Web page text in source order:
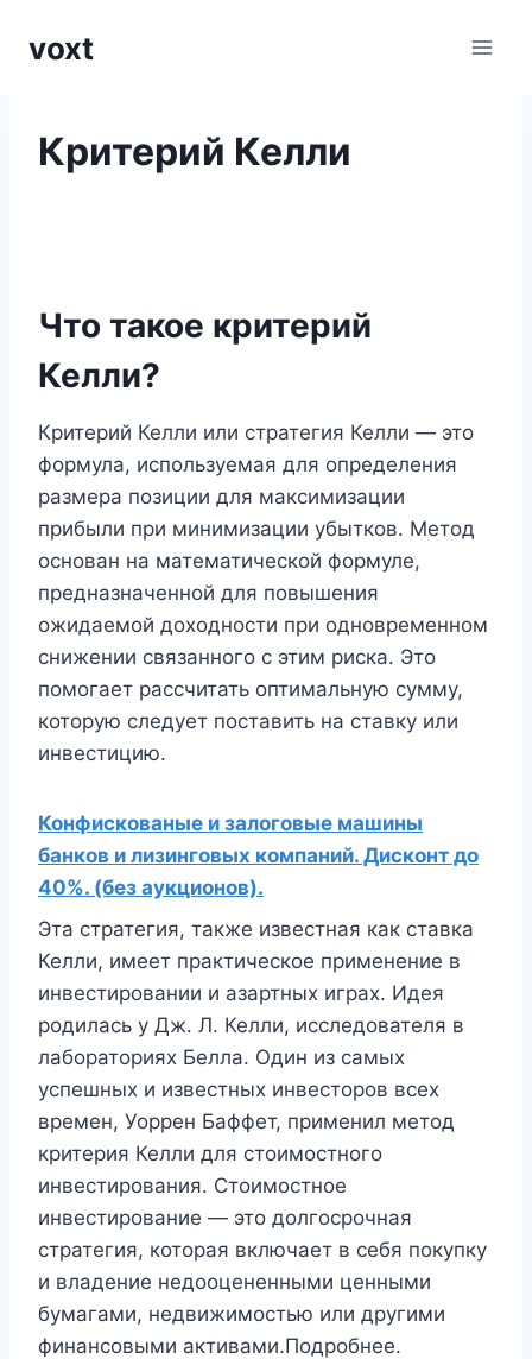
voxt
Критерий Келли
Что такое критерий
Келли?
Критерий Келли или стратегия Келли — это
формула, используемая для определения
размера позиции для максимизации
прибыли при минимизации убытков. Метод
основан на математической формуле,
предназначенной для повышения
ожидаемой доходности при одновременном
снижении связанного с этим риска. Это
помогает рассчитать оптимальную сумму,
которую следует поставить на ставку или
инвестицию.
Конфискованые и залоговые машины
банков и лизинговых компаний. Дисконт до
40%. (без аукционов).
Эта стратегия, также известная как ставка
Келли, имеет практическое применение в
инвестировании и азартных играх. Идея
родилась у Дж. Л. Келли, исследователя в
лабораториях Белла. Один из самых
успешных и известных инвесторов всех
времен, Уоррен Баффет, применил метод
критерия Келли для стоимостного
инвестирования. Стоимостное
инвестирование — это долгосрочная
стратегия, которая включает в себя покупку
и владение недооцененными ценными
бумагами, недвижимостью или другими
финансовыми активами.Подробнее.